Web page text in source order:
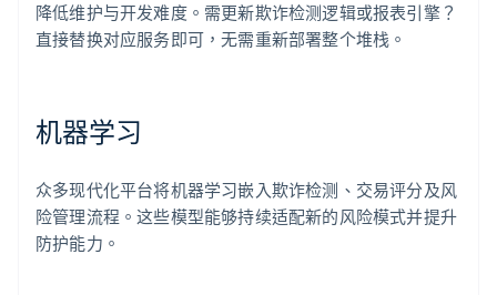
降低维护与开发难度。需更新欺诈检测逻辑或报表引擎？
直接替换对应服务即可，无需重新部署整个堆栈。
机器学习
众多现代化平台将机器学习嵌入欺诈检测、交易评分及风
险管理流程。这些模型能够持续适配新的风险模式并提升
防护能力。